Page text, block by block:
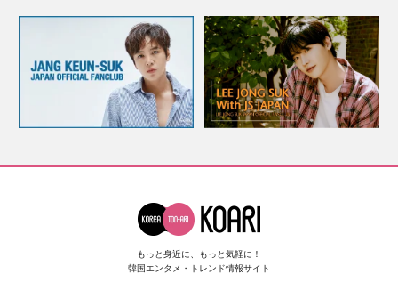
もっと身近に、もっと気軽に！
韓国エンタメ・トレンド情報サイト